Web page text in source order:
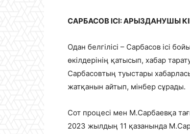
САРБАСОВ ІСІ: АРЫЗДАНУШЫ
Одан белгілісі – Сарбасов ісі
өкілдерінің қатысып, хабар
Сарбасовтың туыстары
жатқанын айтып, мінбер сұрады.
Сот процесі мен М.Сарбаевқа
2023 жылдың 11 қазанында